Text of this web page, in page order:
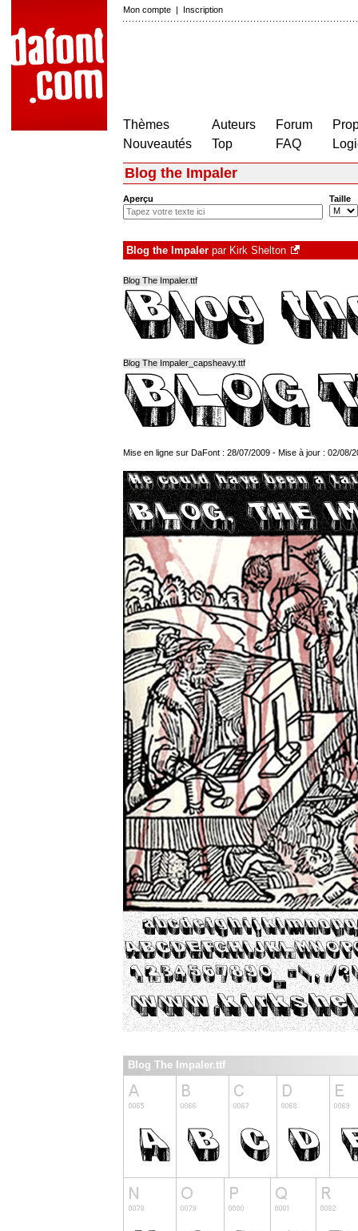
Mon compte | Inscription
Thèmes
Nouveautés
Auteurs
Top
Forum
FAQ
Blog the Impaler
Aperçu Taille
Blog the Impaler par Kirk Shelton
Blog The Impaler.ttf
Blog The Impaler_capsheavy.ttf
Mise en ligne sur DaFont : 28/07/2009 - Mise à jour : 02/08/
Blog The Impaler.ttf